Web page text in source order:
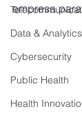
Data & Analytics
Cybersecurity
Public Health
Health
empresa